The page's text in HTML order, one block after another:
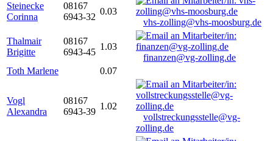
Steinecke
Corinna
08167
6943-32
0.03
vhs-zolling@vhs-moosburg.de
Thalmair
Brigitte
08167
6943-45
1.03
finanzen@vg-zolling.de
Toth Marlene
0.07
Vogl
Alexandra
08167
6943-39
1.02
vollstreckungsstelle@vg-
zolling.de